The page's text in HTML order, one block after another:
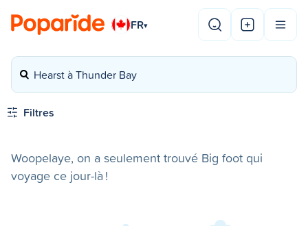
FR▾
Hearst à Thunder Bay
Filtres
Woopelaye, on a seulement trouvé Big foot qui
voyage ce jour-là !